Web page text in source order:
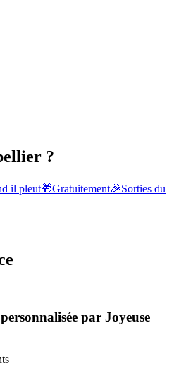
?
il pleut🎁Gratuitement🎉Sorties du
par Joyeuse